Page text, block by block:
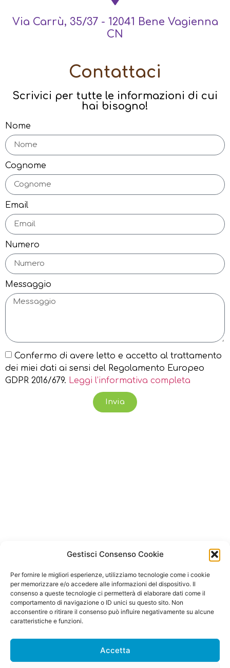
Gestisci Consenso Cookie
Per fornire le migliori esperienze, utilizziamo tecnologie come i cookie
per memorizzare e/o accedere alle informazioni del dispositivo. Il
consenso a queste tecnologie ci permetterà di elaborare dati come il
comportamento di navigazione o ID unici su questo sito. Non
acconsentire o ritirare il consenso può influire negativamente su alcune
caratteristiche e funzioni.
Accetta
Via Carrù, 35/37 - 12041 Bene Vagienna
CN
Contattaci
Scrivici per tutte le informazioni di cui
hai bisogno!
Nome
Cognome
Email
Numero
Messaggio
Confermo di avere letto e accetto al trattamento
dei miei dati ai sensi del Regolamento Europeo
GDPR 2016/679. Leggi l’informativa completa
Invia